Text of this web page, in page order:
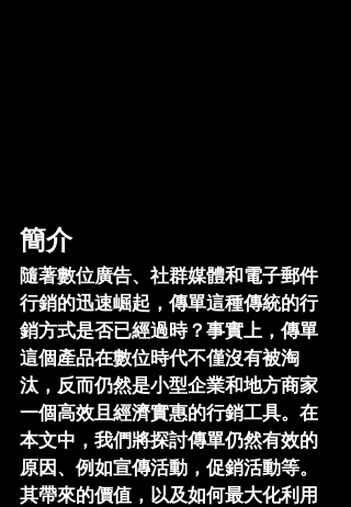
簡介
隨著數位廣告、社群媒體和電子郵件
行銷的迅速崛起，傳單這種傳統的行
銷方式是否已經過時？事實上，傳單
這個產品在數位時代不僅沒有被淘
汰，反而仍然是小型企業和地方商家
一個高效且經濟實惠的行銷工具。在
本文中，我們將探討傳單仍然有效的
原因、例如宣傳活動，促銷活動等。
其帶來的價值，以及如何最大化利用